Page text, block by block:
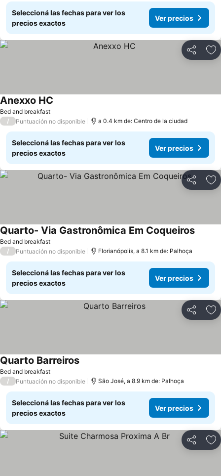
Seleccioná las fechas para ver los
precios exactos
Ver precios
Compartir
Bed and breakfast
Anexxo HC
/ Puntuación no disponible a 0.4 km de: Centro de la ciudad
Seleccioná las fechas para ver los
precios exactos
Ver precios
Compartir
Bed and breakfast
Quarto- Via Gastronômica Em Coqueiros
/ Puntuación no disponible Florianópolis, a 8.1 km de: Palhoça
Seleccioná las fechas para ver los
precios exactos
Ver precios
Compartir
Bed and breakfast
Quarto Barreiros
/ Puntuación no disponible São José, a 8.9 km de: Palhoça
Seleccioná las fechas para ver los
precios exactos
Ver precios
Compartir